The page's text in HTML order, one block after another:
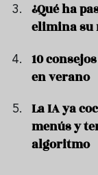
¿Qué ha
elimina su
10
en verano
La IA ya
menús y
algoritmo